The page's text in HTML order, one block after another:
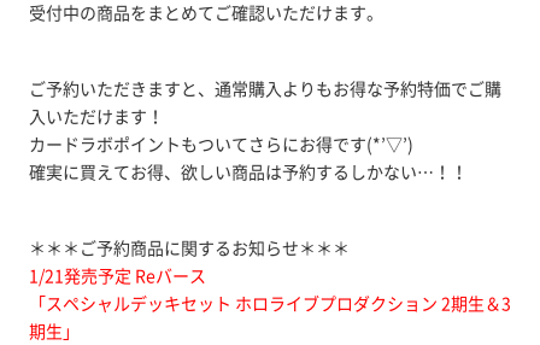
受付中の商品をまとめてご確認いただけます。
ご予約いただきますと、通常購入よりもお得な予約特価でご購
入いただけます！
カードラボポイントもついてさらにお得です(*’▽’)
確実に買えてお得、欲しい商品は予約するしかない…！！
＊＊＊ご予約商品に関するお知らせ＊＊＊
1/21発売予定 Reバース
「スペシャルデッキセット ホロライブプロダクション 2期生＆3
期生」